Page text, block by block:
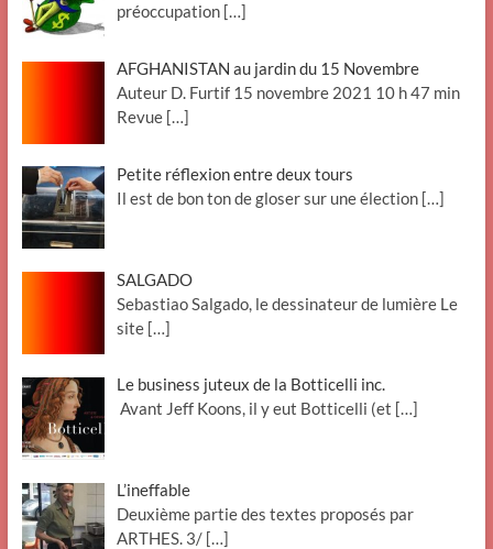
préoccupation […]
AFGHANISTAN au jardin du 15 Novembre
Auteur D. Furtif 15 novembre 2021 10 h 47 min
Revue […]
Petite réflexion entre deux tours
Il est de bon ton de gloser sur une élection […]
SALGADO
Sebastiao Salgado, le dessinateur de lumière Le
site […]
Le business juteux de la Botticelli inc.
Avant Jeff Koons, il y eut Botticelli (et […]
L’ineffable
Deuxième partie des textes proposés par
ARTHES. 3/ […]